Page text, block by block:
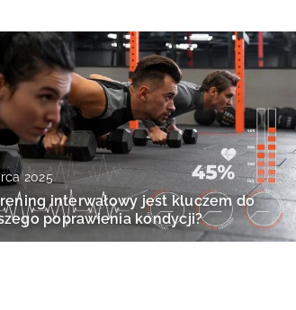
2025
interwałowy jest kluczem do
poprawienia kondycji?